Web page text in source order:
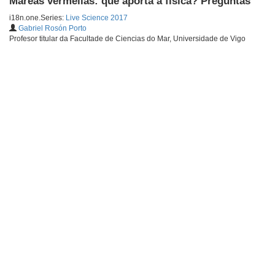
i18n.one.Series: Live Science 2017
Gabriel Rosón Porto
Profesor titular da Facultade de Ciencias do Mar, Universidade de Vigo